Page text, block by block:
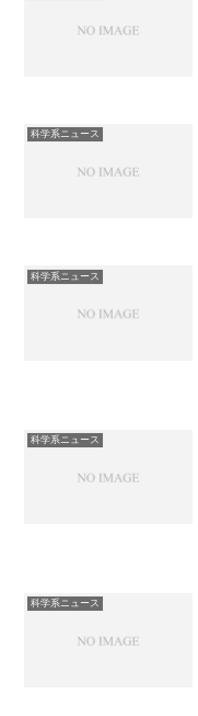
科学系ニュース
科学系ニュース
科学系ニュース
科学系ニュース